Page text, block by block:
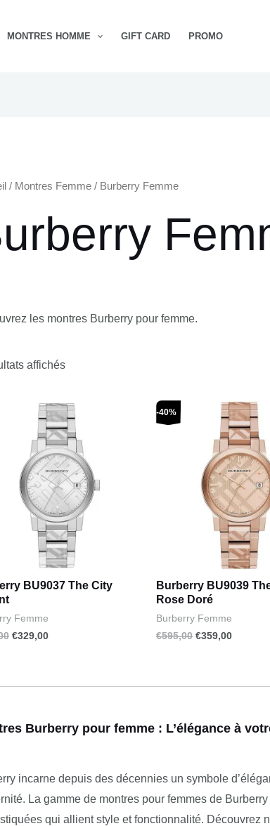
MONTRES HOMME GIFT CARD PROMO
/ Montres Femme/ Burberry Femme
les montres Burberry pour femme.
affichés
BU9037 The City
Femme
initial
était :
€499,00.
€329,00
Le
prix
actuel
est :
€329,00.
-40%
Burberry BU9039
Rose Doré
Burberry Femme
€595,00
initial
était :
€595,00.
€359,00
Le
prix
actuel
est :
€359,00.
Burberry pour femme : L’élégance à
incarne depuis des décennies un symbole
La gamme de montres pour femmes de
qui allient style et fonctionnalité. Découvrez